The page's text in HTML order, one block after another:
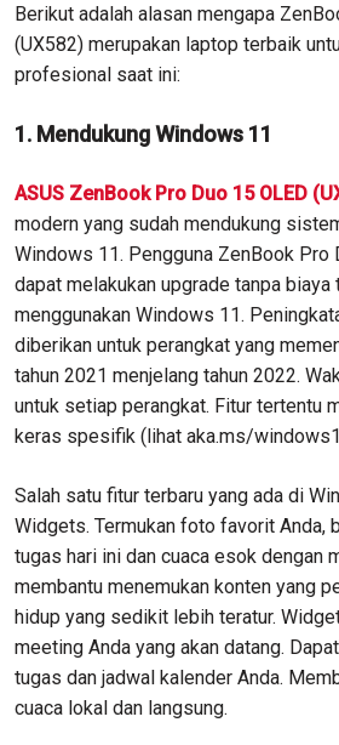
Berikut adalah alasan mengapa
(UX582) merupakan laptop terbaik
profesional saat ini:
1. Mendukung Windows 11
ASUS ZenBook Pro Duo 15 OLED
modern yang sudah mendukung
Windows 11. Pengguna ZenBook Pro
dapat melakukan upgrade tanpa biaya
menggunakan Windows 11.
diberikan untuk perangkat yang
tahun 2021 menjelang tahun 2022.
untuk setiap perangkat. Fitur tertentu
keras spesifik (lihat aka.ms/
Salah satu fitur terbaru yang ada di
Widgets. Termukan foto favorit Anda,
tugas hari ini dan cuaca esok dengan
membantu menemukan konten yang
hidup yang sedikit lebih teratur.
meeting Anda yang akan datang.
tugas dan jadwal kalender Anda.
cuaca lokal dan langsung.